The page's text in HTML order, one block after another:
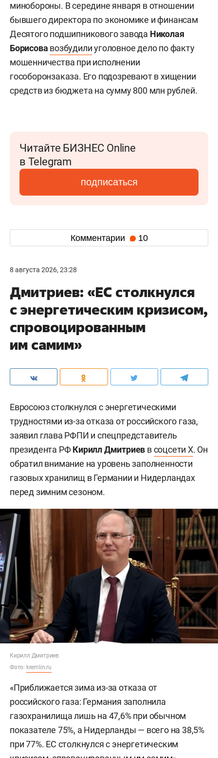
минобороны. В середине января в отношении
бывшего директора по экономике и финансам
Десятого подшипникового завода Николая
Борисова возбудилиуголовное дело по факту
мошенничества при исполнении
гособоронзаказа. Его подозревают в хищении
средств из бюджета на сумму 800 млн рублей.
Читайте БИЗНЕС Online
в Telegram
подписаться
Комментарии 10
8 августа 2026, 23:28
Дмитриев: «ЕС столкнулся
с энергетическим кризисом,
спровоцированным
им самим»
Евросоюз столкнулся с энергетическими
трудностями из-за отказа от российского газа,
заявил глава РФПИ и спецпредставитель
президента РФКирилл Дмитриев всоцсети X. Он
обратил внимание на уровень заполненности
газовых хранилищ в Германии и Нидерландах
перед зимним сезоном.
Кирилл Дмитриев
Фото: kremlin.ru
«Приближается зима из-за отказа от
российского газа: Германия заполнила
газохранилища лишь на 47,6% при обычном
показателе 75%, а Нидерланды — всего на 38,5%
при 77%. ЕС столкнулся с энергетическим